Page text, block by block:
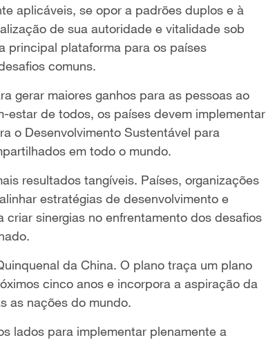
aplicáveis, se opor a padrões duplos e à
de sua autoridade e vitalidade sob
principal plataforma para os países
comuns.
gerar maiores ganhos para as pessoas ao
estar de todos, os países devem implementar
o Desenvolvimento Sustentável para
em todo o mundo.
resultados tangíveis. Países, organizações
estratégias de desenvolvimento e
sinergias no enfrentamento dos desafios
da China. O plano traça um plano
cinco anos e incorpora a aspiração da
as nações do mundo.
lados para implementar plenamente a